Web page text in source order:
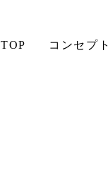
TOP コンセプト